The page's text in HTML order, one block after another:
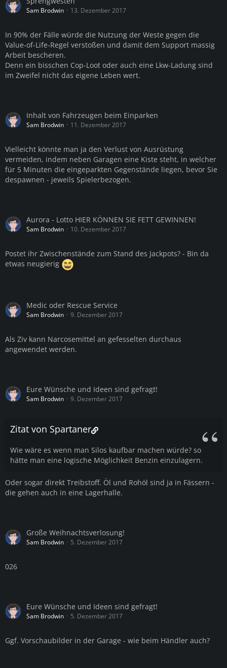
Sam Brodwin 13. Dezember 2017
In 90% der Fälle würde die Nutzung der Weste gegen die
Value-of-Life-Regel verstoßen und damit dem Support massig
Arbeit bescheren.
Denn ein bisschen Cop-Loot oder auch eine Lkw-Ladung sind
im Zweifel nicht das eigene Leben wert.
Inhalt von Fahrzeugen beim Einparken
Sam Brodwin 11. Dezember 2017
Vielleicht könnte man ja den Verlust von Ausrüstung
vermeiden, indem neben Garagen eine Kiste steht, in welcher
für 5 Minuten die eingeparkten Gegenstände liegen, bevor Sie
despawnen - jeweils Spielerbezogen.
Aurora - Lotto HIER KÖNNEN SIE FETT GEWINNEN!
Sam Brodwin 10. Dezember 2017
Postet ihr Zwischenstände zum Stand des Jackpots? - Bin da
etwas neugierig
Medic oder Rescue Service
Sam Brodwin 9. Dezember 2017
Als Ziv kann Narcosemittel an gefesselten durchaus
angewendet werden.
Eure Wünsche und Ideen sind gefragt!
Sam Brodwin 9. Dezember 2017
Zitat von Spartaner
Wie wäre es wenn man Silos kaufbar machen würde? so
hätte man eine logische Möglichkeit Benzin einzulagern.
Oder sogar direkt Treibstoff. Öl und Rohöl sind ja in Fässern -
die gehen auch in eine Lagerhalle.
Große Weihnachtsverlosung!
Sam Brodwin 5. Dezember 2017
026
Eure Wünsche und Ideen sind gefragt!
Sam Brodwin 5. Dezember 2017
Ggf. Vorschaubilder in der Garage - wie beim Händler auch?